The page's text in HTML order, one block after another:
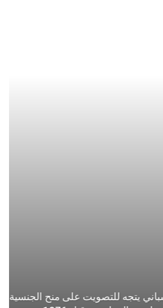
يتجه للتصويت على منح الجنسية